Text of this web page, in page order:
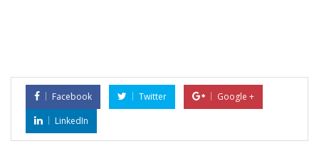
Facebook Twitter
Google +
LinkedIn